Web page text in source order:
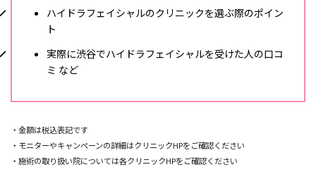
ハイドラフェイシャルのクリニックを選ぶ際のポイン
ト
実際に渋谷でハイドラフェイシャルを受けた人の口コ
ミ など
・金額は税込表記です
・モニターやキャンペーンの詳細はクリニックHPをご確認ください
・施術の取り扱い院については各クリニックHPをご確認ください